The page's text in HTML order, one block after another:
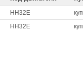
HH32E
HH32E